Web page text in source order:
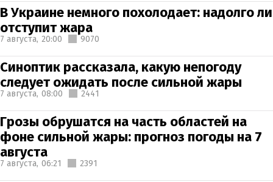
В Украине немного похолодает: надолго ли
отступит жара
7 августа, 20:00 9070
Синоптик рассказала, какую непогоду
следует ожидать после сильной жары
7 августа, 08:00 2441
Грозы обрушатся на часть областей на
фоне сильной жары: прогноз погоды на 7
августа
7 августа, 06:21 2391